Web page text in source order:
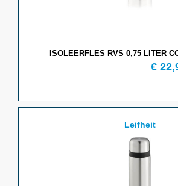
ISOLEERFLES RVS 0,75 LITER
€
Leifheit